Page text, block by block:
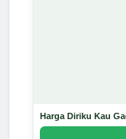
Harga Diriku Kau